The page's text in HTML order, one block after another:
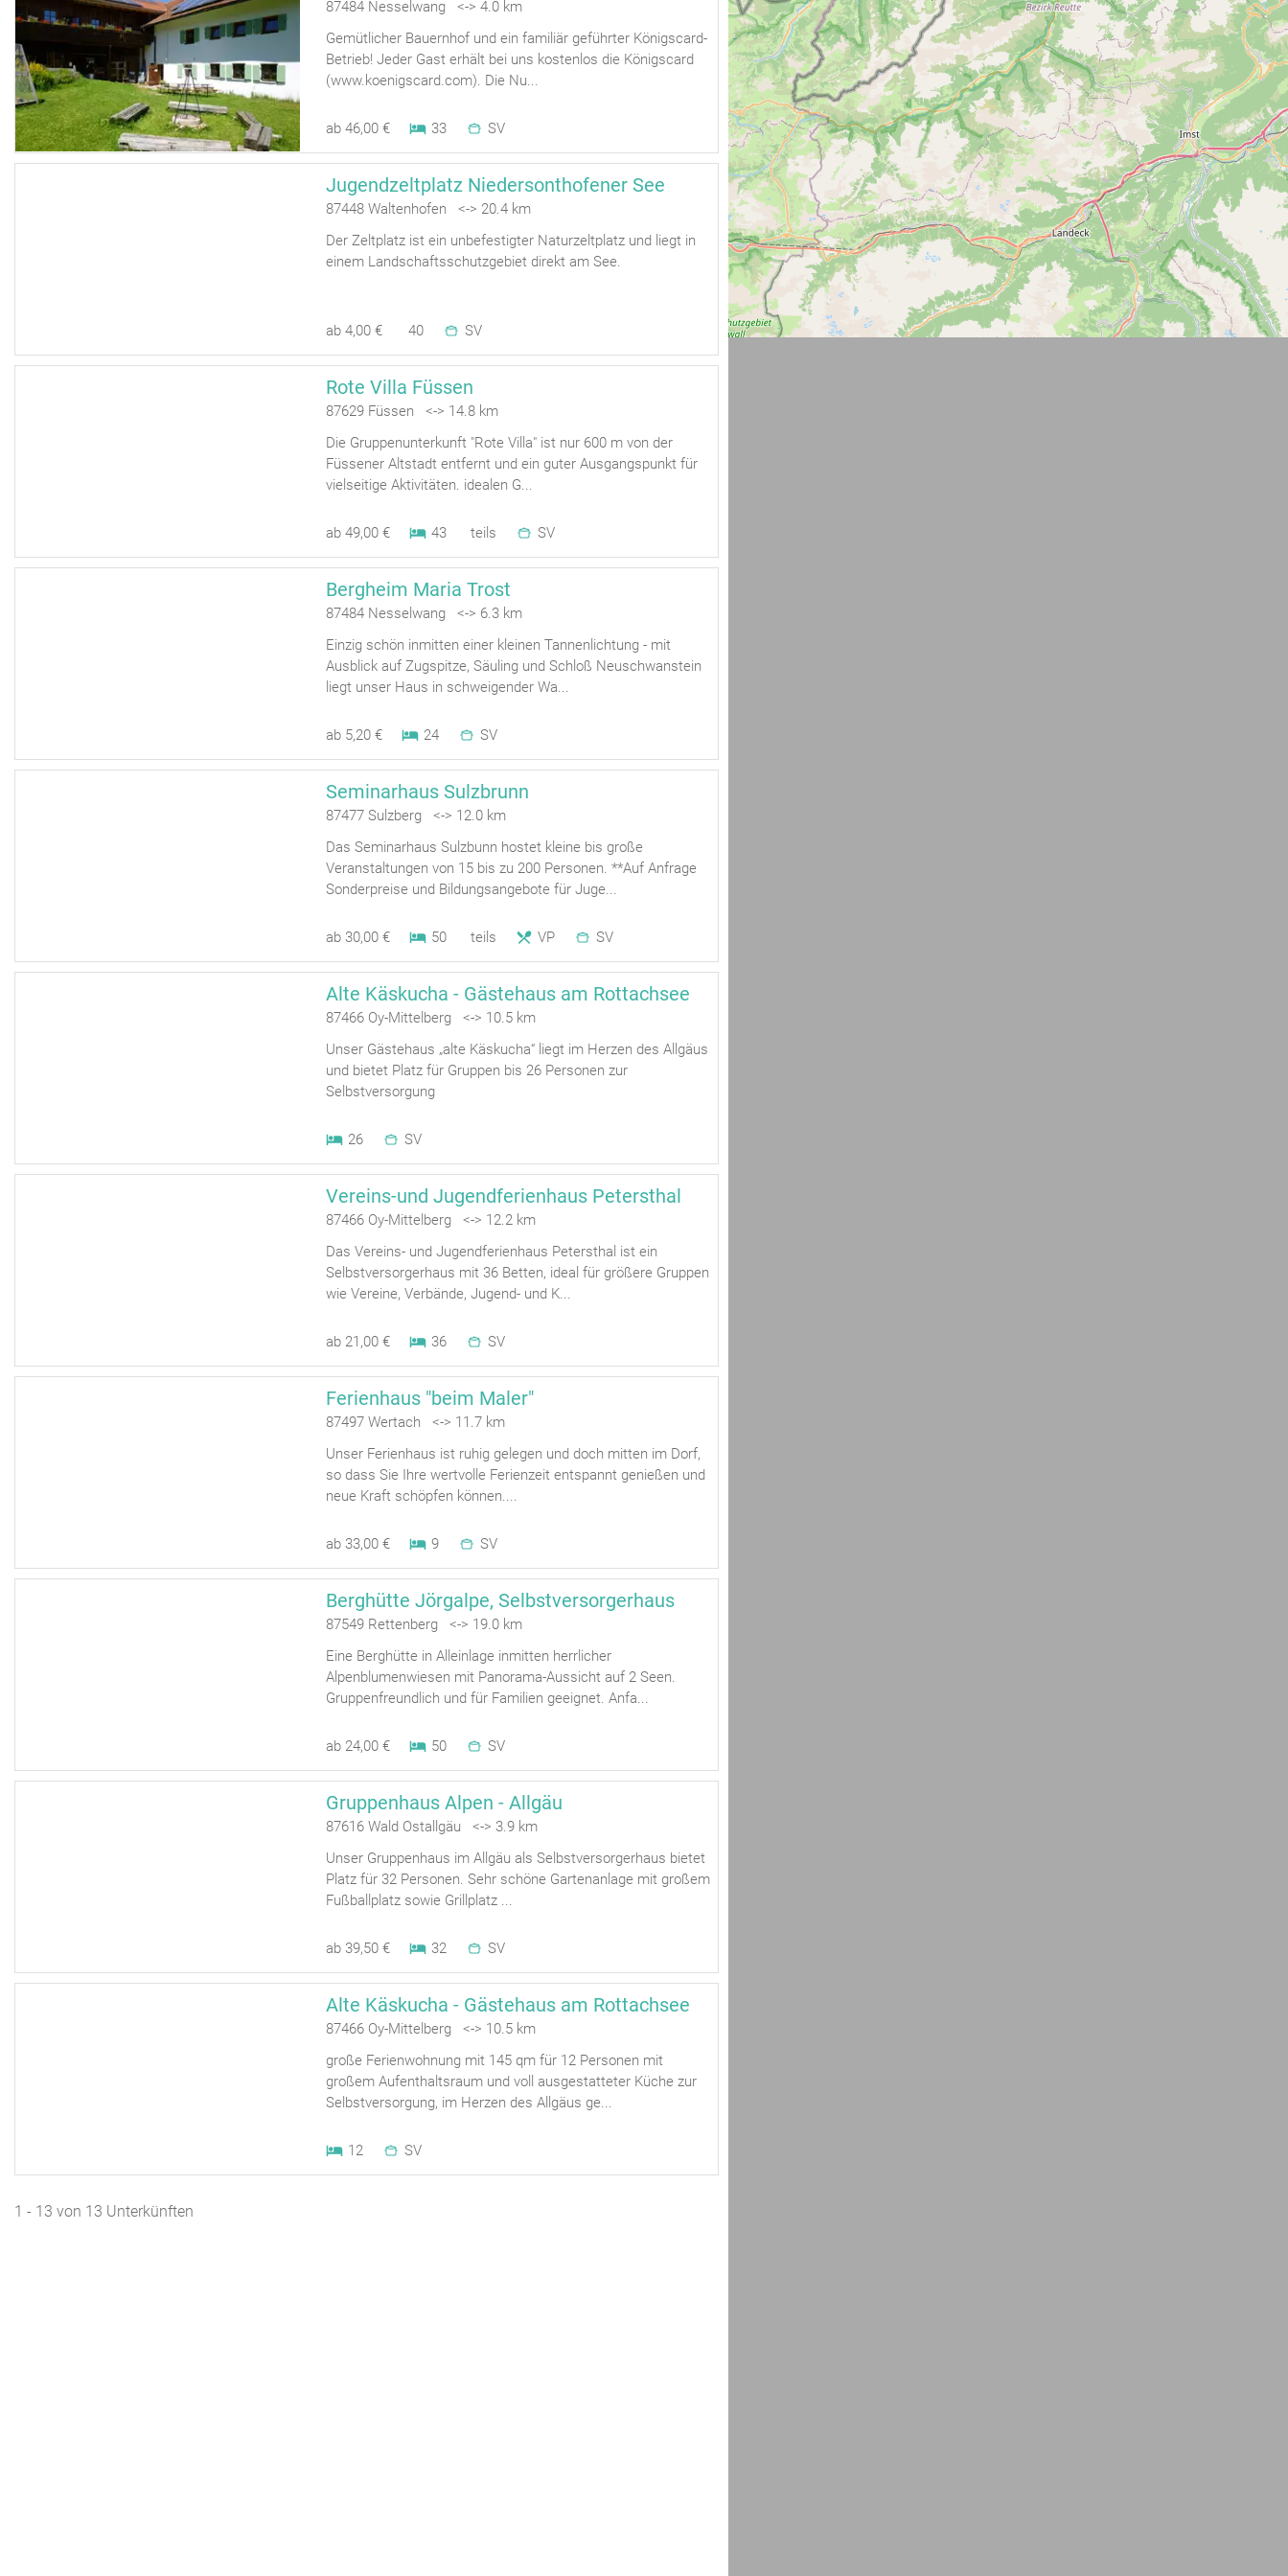
87484 Nesselwang <-> 4.0 km
Gemütlicher Bauernhof und ein familiär geführter Königscard-
Betrieb! Jeder Gast erhält bei uns kostenlos die Königscard
(www.koenigscard.com). Die Nu...
ab 46,00 € 33 SV
Jugendzeltplatz Niedersonthofener See
87448 Waltenhofen <-> 20.4 km
Der Zeltplatz ist ein unbefestigter Naturzeltplatz und liegt in
einem Landschaftsschutzgebiet direkt am See.
ab 4,00 € 40 SV
Rote Villa Füssen
87629 Füssen <-> 14.8 km
Die Gruppenunterkunft "Rote Villa" ist nur 600 m von der
Füssener Altstadt entfernt und ein guter Ausgangspunkt für
vielseitige Aktivitäten. idealen G...
ab 49,00 € 43 teils SV
Bergheim Maria Trost
87484 Nesselwang <-> 6.3 km
Einzig schön inmitten einer kleinen Tannenlichtung - mit
Ausblick auf Zugspitze, Säuling und Schloß Neuschwanstein
liegt unser Haus in schweigender Wa...
ab 5,20 € 24 SV
Seminarhaus Sulzbrunn
87477 Sulzberg <-> 12.0 km
Das Seminarhaus Sulzbunn hostet kleine bis große
Veranstaltungen von 15 bis zu 200 Personen. **Auf Anfrage
Sonderpreise und Bildungsangebote für Juge...
ab 30,00 € 50 teils VP SV
Alte Käskucha - Gästehaus am Rottachsee
87466 Oy-Mittelberg <-> 10.5 km
Unser Gästehaus „alte Käskucha“ liegt im Herzen des Allgäus
und bietet Platz für Gruppen bis 26 Personen zur
Selbstversorgung
26 SV
Vereins-und Jugendferienhaus Petersthal
87466 Oy-Mittelberg <-> 12.2 km
Das Vereins- und Jugendferienhaus Petersthal ist ein
Selbstversorgerhaus mit 36 Betten, ideal für größere Gruppen
wie Vereine, Verbände, Jugend- und K...
ab 21,00 € 36 SV
Ferienhaus "beim Maler"
87497 Wertach <-> 11.7 km
Unser Ferienhaus ist ruhig gelegen und doch mitten im Dorf,
so dass Sie Ihre wertvolle Ferienzeit entspannt genießen und
neue Kraft schöpfen können....
ab 33,00 € 9 SV
Berghütte Jörgalpe, Selbstversorgerhaus
87549 Rettenberg <-> 19.0 km
Eine Berghütte in Alleinlage inmitten herrlicher
Alpenblumenwiesen mit Panorama-Aussicht auf 2 Seen.
Gruppenfreundlich und für Familien geeignet. Anfa...
ab 24,00 € 50 SV
Gruppenhaus Alpen - Allgäu
87616 Wald Ostallgäu <-> 3.9 km
Unser Gruppenhaus im Allgäu als Selbstversorgerhaus bietet
Platz für 32 Personen. Sehr schöne Gartenanlage mit großem
Fußballplatz sowie Grillplatz ...
ab 39,50 € 32 SV
Alte Käskucha - Gästehaus am Rottachsee
87466 Oy-Mittelberg <-> 10.5 km
große Ferienwohnung mit 145 qm für 12 Personen mit
großem Aufenthaltsraum und voll ausgestatteter Küche zur
Selbstversorgung, im Herzen des Allgäus ge...
12 SV
1 - 13 von 13 Unterkünften